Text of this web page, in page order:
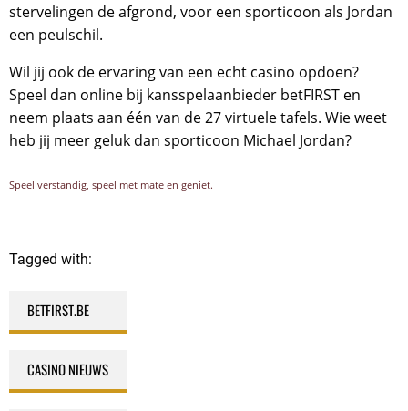
stervelingen de afgrond, voor een sporticoon als Jordan
een peulschil.
Wil jij ook de ervaring van een echt casino opdoen?
Speel dan online bij kansspelaanbieder betFIRST en
neem plaats aan één van de 27 virtuele tafels. Wie weet
heb jij meer geluk dan sporticoon Michael Jordan?
Speel verstandig, speel met mate en geniet.
Tagged with:
BETFIRST.BE
CASINO NIEUWS